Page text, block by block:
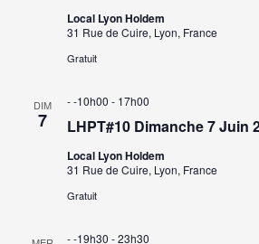
Local Lyon Holdem
31 Rue de Cuire, Lyon, France
Gratuit
DIM
7 LHPT#10 Dimanche 7 Juin
- -10h00 - 17h00
Local Lyon Holdem
31 Rue de Cuire, Lyon, France
Gratuit
- -19h30 -23h30